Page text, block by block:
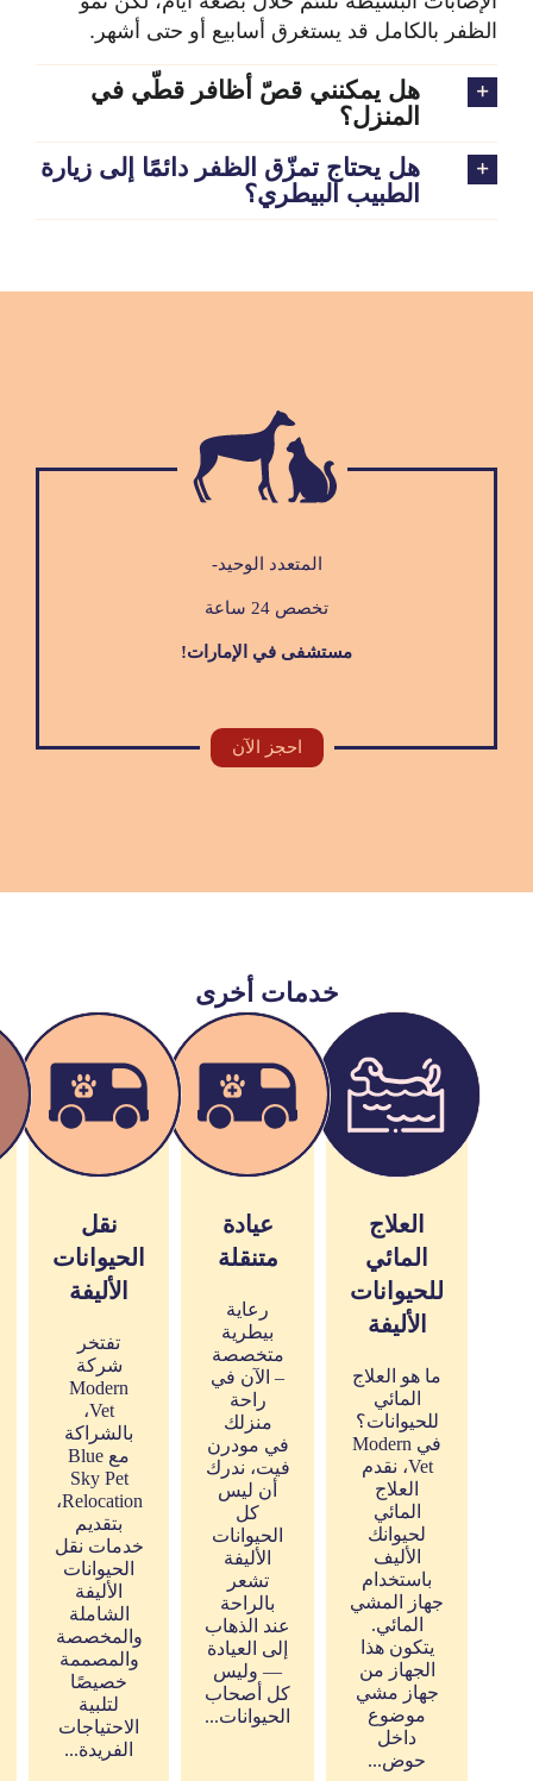
الظفر بالكامل قد يستغرق أسابيع أو حتى أشهر.
هل يمكنني قصّ أظافر قطّي في
المنزل؟
هل يحتاج تمزّق الظفر دائمًا إلى زيارة
الطبيب البيطري؟
المتعدد الوحيد-
تخصص 24 ساعة
مستشفى في الإمارات!
احجز الآن
خدمات أخرى
العلاج
المائي
للحيوانات
الأليفة
ما هو العلاج
المائي
للحيوانات؟
في Modern
Vet، نقدم
العلاج
المائي
لحيوانك
الأليف
باستخدام
جهاز المشي
المائي.
يتكون هذا
الجهاز من
جهاز مشي
موضوع
داخل
حوض...
عيادة
متنقلة
رعاية
بيطرية
متخصصة
– الآن في
راحة
منزلك
في مودرن
فيت، ندرك
أن ليس
كل
الحيوانات
الأليفة
تشعر
بالراحة
عند الذهاب
إلى العيادة
— وليس
كل أصحاب
الحيوانات...
نقل
الحيوانات
الأليفة
تفتخر
شركة
Modern
Vet،
بالشراكة
مع Blue
Sky Pet
Relocation،
بتقديم
خدمات نقل
الحيوانات
الأليفة
الشاملة
والمخصصة
والمصممة
خصيصًا
لتلبية
الاحتياجات
الفريدة...